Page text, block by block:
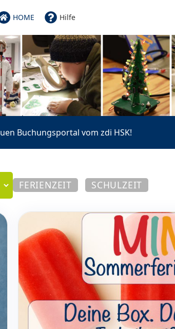
HOME Hilfe
Buchungsportal vom zdi HSK!
FERIENZEIT SCHULZEIT